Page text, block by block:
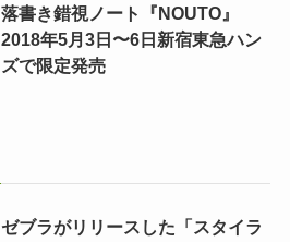
落書き錯視ノート『NOUTO』
2018年5月3日〜6日新宿東急ハン
ズで限定発売
ゼブラがリリースした「スタイラ